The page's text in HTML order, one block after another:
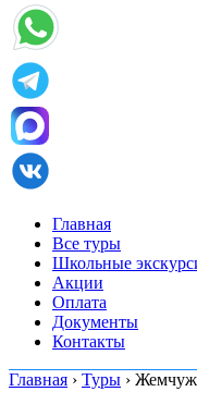
Главная
Все туры
Школьные
Акции
Оплата
Документы
Контакты
Главная › Туры ›